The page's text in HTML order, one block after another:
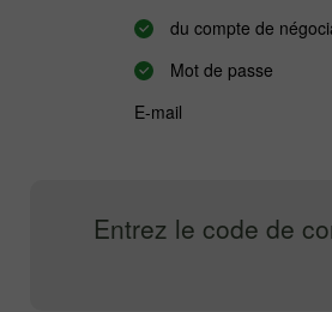
du compte de
Mot de passe
E-mail
Entrez le code de